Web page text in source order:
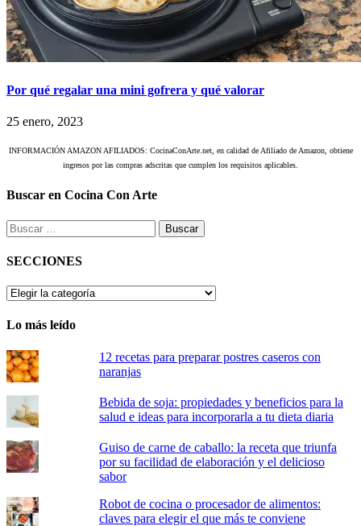
Por qué regalar una mini gofrera y qué valorar
25 enero, 2023
INFORMACIÓN AMAZON AFILIADOS: CocinaConArte.net, en calidad de Afiliado de Amazon, obtiene
ingresos por las compras adscritas que cumplen los requisitos aplicables.
Buscar en Cocina Con Arte
Buscar:
SECCIONES
SECCIONES
Lo más leído
12 recetas para preparar postres caseros con
naranjas
Bebida de soja: propiedades y beneficios para la
salud e ideas para incorporarla a tu dieta diaria
Guiso de carne de caballo: la receta que triunfa
por su facilidad de elaboración y el delicioso
sabor
Robot de cocina o procesador de alimentos:
claves para elegir el que más te conviene